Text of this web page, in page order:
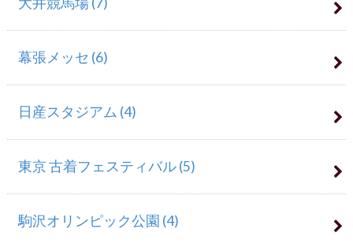
幕張メッセ (6)
日産スタジアム (4)
東京 古着フェスティバル(5)
駒沢オリンピック公園 (4)